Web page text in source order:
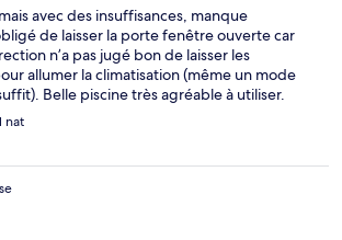
avec des insuffisances, manque
de laisser la porte fenêtre ouverte car
n’a pas jugé bon de laisser les
allumer la climatisation (même un mode
Belle piscine très agréable à utiliser.
nat